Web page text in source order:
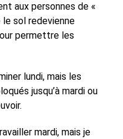
aux personnes de «
le sol redevienne
permettre les
lundi, mais les
jusqu’à mardi ou
mardi, mais je